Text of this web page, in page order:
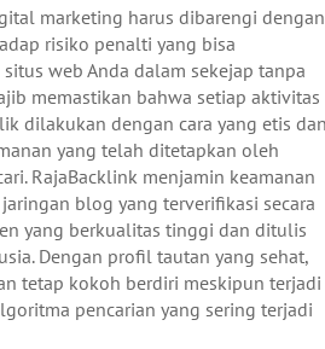
marketing harus dibarengi dengan
risiko penalti yang bisa
web Anda dalam sekejap tanpa
memastikan bahwa setiap aktivitas
dilakukan dengan cara yang etis
yang telah ditetapkan oleh
RajaBacklink menjamin keamanan
blog yang terverifikasi secara
yang berkualitas tinggi dan ditulis
Dengan profil tautan yang sehat,
tetap kokoh berdiri meskipun terjadi
pencarian yang sering terjadi